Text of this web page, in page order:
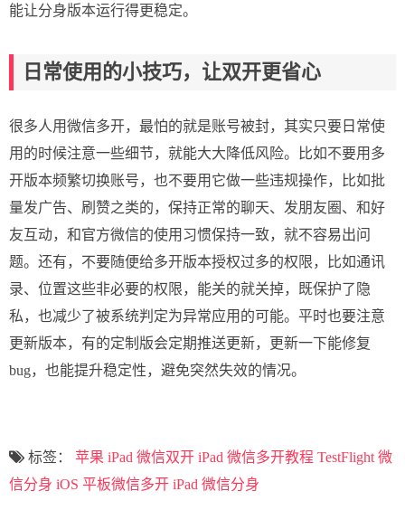
能让分身版本运行得更稳定。
日常使用的小技巧，让双开更省心
很多人用微信多开，最怕的就是账号被封，其实只要日常使
用的时候注意一些细节，就能大大降低风险。比如不要用多
开版本频繁切换账号，也不要用它做一些违规操作，比如批
量发广告、刷赞之类的，保持正常的聊天、发朋友圈、和好
友互动，和官方微信的使用习惯保持一致，就不容易出问
题。还有，不要随便给多开版本授权过多的权限，比如通讯
录、位置这些非必要的权限，能关的就关掉，既保护了隐
私，也减少了被系统判定为异常应用的可能。平时也要注意
更新版本，有的定制版会定期推送更新，更新一下能修复
bug，也能提升稳定性，避免突然失效的情况。
标签： 苹果 iPad 微信双开 iPad 微信多开教程 TestFlight 微
信分身 iOS 平板微信多开 iPad 微信分身